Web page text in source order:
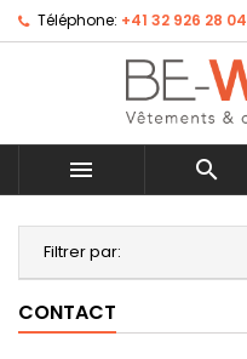
Téléphone: +41 32 926 28 04
 
Filtrer par:
CONTACT